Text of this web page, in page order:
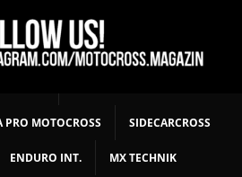
MX NEWS MX YOUTH
ADAC MX MASTERS MOTOCROSS INT
PRO MOTOCROSS SIDECARCROSS
ENDURO INT. MX TECHNIK